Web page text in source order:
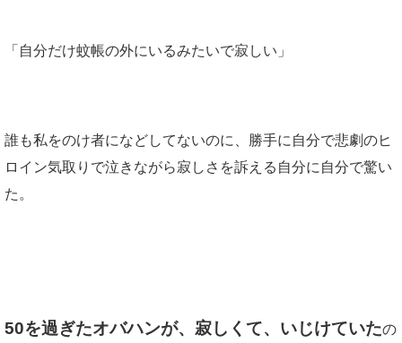
「自分だけ蚊帳の外にいるみたいで寂しい」
誰も私をのけ者になどしてないのに、勝手に自分で悲劇のヒ
ロイン気取りで泣きながら寂しさを訴える自分に自分で驚い
た。
50を過ぎたオバハンが、寂しくて、いじけていたの